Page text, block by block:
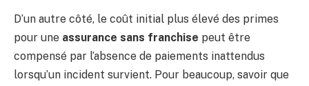
D’un autre côté, le coût initial plus élevé des primes
pour une assurance sans franchise peut être
compensé par l’absence de paiements inattendus
lorsqu’un incident survient. Pour beaucoup, savoir que